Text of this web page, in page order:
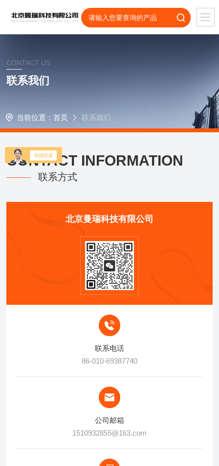
CONTACT US
联系我们
当前位置： 首页 联系我们
CONTACT INFORMATION
联系方式
北京曼瑞科技有限公司
联系电话
86-010-69387740
公司邮箱
1510932855@163.com